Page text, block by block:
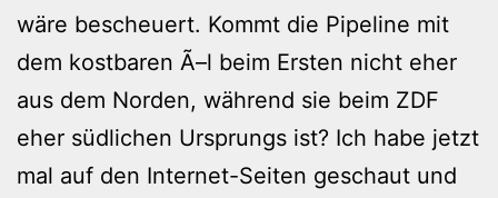
wäre bescheuert. Kommt die Pipeline mit
dem kostbaren Ã–l beim Ersten nicht eher
aus dem Norden, während sie beim ZDF
eher südlichen Ursprungs ist? Ich habe jetzt
mal auf den Internet-Seiten geschaut und